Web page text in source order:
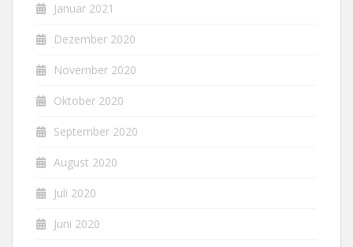
Januar 2021
Dezember 2020
November 2020
Oktober 2020
September 2020
August 2020
Juli 2020
Juni 2020